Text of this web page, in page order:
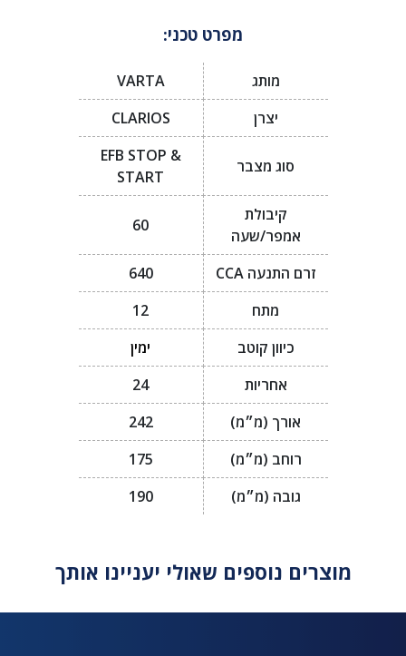
מפרט טכני:
מותג
VARTA
יצרן
CLARIOS
סוג מצבר
EFB STOP &
START
קיבולת
אמפר/שעה
60
זרם התנעה CCA
640
מתח
12
כיוון קוטב
ימין
אחריות
24
אורך (מ״מ)
242
רוחב (מ״מ)
175
גובה (מ״מ)
190
מוצרים נוספים שאולי יעניינו אותך